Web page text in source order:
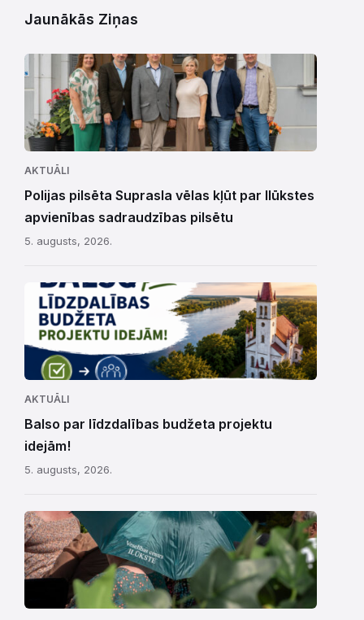
Jaunākās Ziņas
AKTUĀLI
Polijas pilsēta Suprasla vēlas kļūt par Ilūkstes
apvienības sadraudzības pilsētu
5. augusts, 2026.
AKTUĀLI
Balso par līdzdalības budžeta projektu
idejām!
5. augusts, 2026.